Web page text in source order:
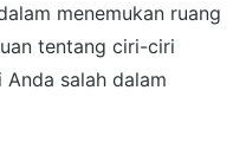
menemukan ruang
tentang ciri-ciri
salah dalam